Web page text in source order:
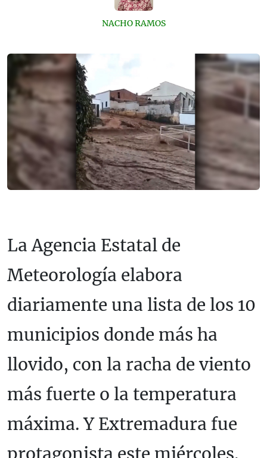
NACHO RAMOS
La Agencia Estatal de
Meteorología elabora
diariamente una lista de los 10
municipios donde más ha
llovido, con la racha de viento
más fuerte o la temperatura
máxima. Y Extremadura fue